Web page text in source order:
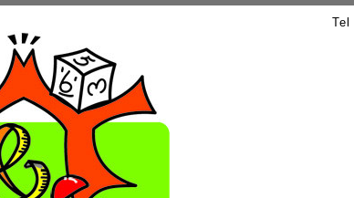
Tel